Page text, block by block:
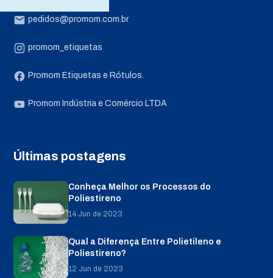
pedidos@promom.com.br
promom_etiquetas
Promom Etiquetas e Rótulos.
Promom Indústria e Comércio LTDA
Últimas postagens
Conheça Melhor os Processos do
Poliestireno
14 Jun de 2023
Qual a Diferença Entre Polietileno e
Poliestireno?
12 Jun de 2023